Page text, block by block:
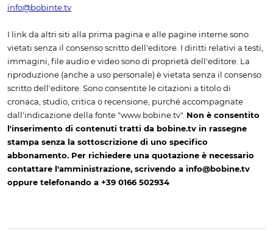
info@bobinte.tv
I link da altri siti alla prima pagina e alle pagine interne sono
vietati senza il consenso scritto dell'editore. I diritti relativi a testi,
immagini, file audio e video sono di proprietà dell'editore. La
riproduzione (anche a uso personale) è vietata senza il consenso
scritto dell'editore. Sono consentite le citazioni a titolo di
cronaca, studio, critica o recensione, purché accompagnate
dall'indicazione della fonte "www.bobine.tv". Non è consentito
l'inserimento di contenuti tratti da bobine.tv in rassegne
stampa senza la sottoscrizione di uno specifico
abbonamento. Per richiedere una quotazione è necessario
contattare l'amministrazione, scrivendo a info@bobine.tv
oppure telefonando a +39 0166 502934